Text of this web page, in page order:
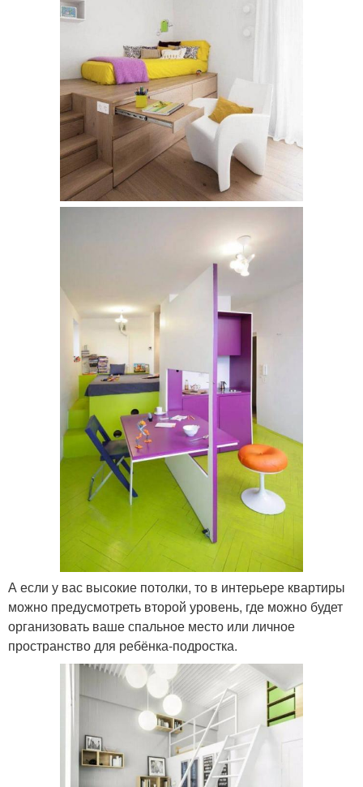
А если у вас высокие потолки, то в интерьере квартиры
можно предусмотреть второй уровень, где можно будет
организовать ваше спальное место или личное
пространство для ребёнка-подростка.